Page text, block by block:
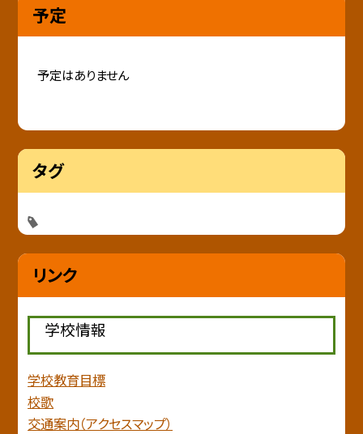
予定
予定はありません
タグ
リンク
学校情報
学校教育目標
校歌
交通案内（アクセスマップ）